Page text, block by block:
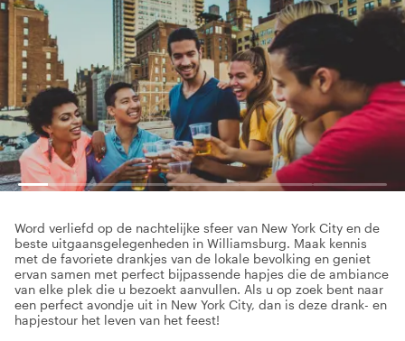
Word verliefd op de nachtelijke sfeer van New York City en de
beste uitgaansgelegenheden in Williamsburg. Maak kennis
met de favoriete drankjes van de lokale bevolking en geniet
ervan samen met perfect bijpassende hapjes die de ambiance
van elke plek die u bezoekt aanvullen. Als u op zoek bent naar
een perfect avondje uit in New York City, dan is deze drank- en
hapjestour het leven van het feest!